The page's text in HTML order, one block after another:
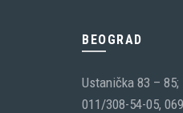
BEOGRAD
Ustanička 83 – 85;
011/308-54-05,